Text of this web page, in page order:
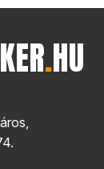
KER.HU